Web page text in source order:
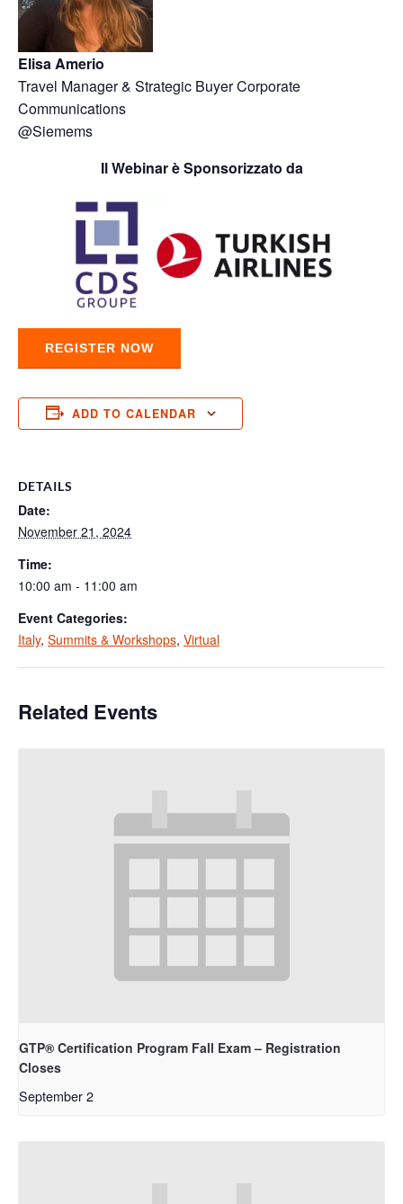
Elisa Amerio
Travel Manager & Strategic Buyer Corporate
Communications
@Siemems
Il Webinar è Sponsorizzato da
REGISTER NOW
ADD TO CALENDAR
DETAILS
Date:
November 21, 2024
Time:
10:00 am - 11:00 am
Event Categories:
Italy, Summits & Workshops, Virtual
Related Events
GTP® Certification Program Fall Exam – Registration
Closes
September 2